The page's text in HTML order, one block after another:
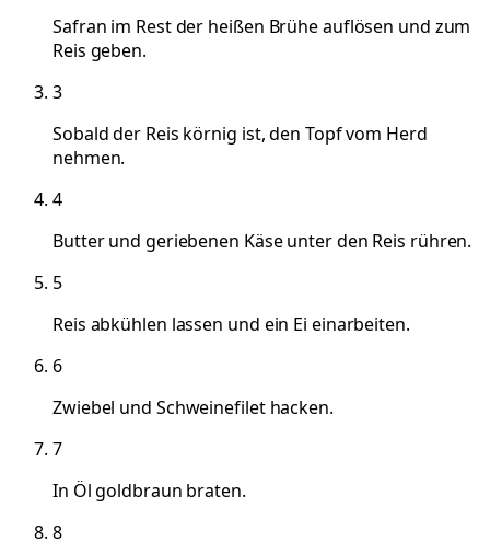
Safran im Rest der heißen Brühe auflösen und zum
Reis geben.
3
Sobald der Reis körnig ist, den Topf vom Herd
nehmen.
4
Butter und geriebenen Käse unter den Reis rühren.
5
Reis abkühlen lassen und ein Ei einarbeiten.
6
Zwiebel und Schweinefilet hacken.
7
In Öl goldbraun braten.
8